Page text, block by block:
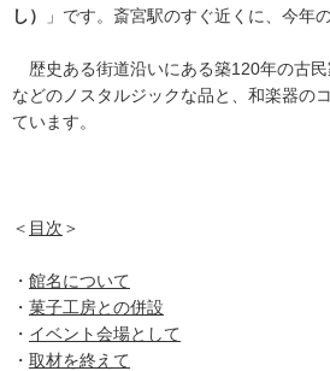
し）
」です。斎宮駅のすぐ近くに、今年
歴史ある街道沿いにある築120年の古
などのノスタルジックな品と、和楽器の
ています。
＜ 目次 ＞
・ 館名について
・ 菓子工房との併設
・ イベント会場として
・ 取材を終えて